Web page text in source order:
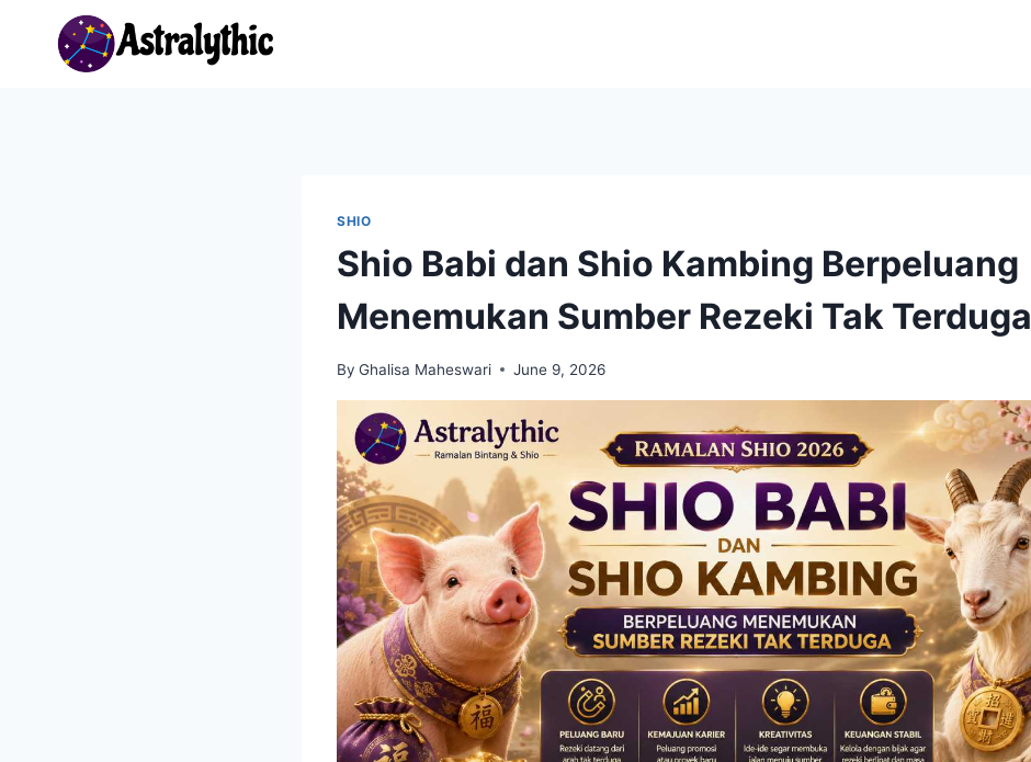
SHIO
Shio Babi dan Shio Kambing Berpeluang
Menemukan Sumber Rezeki Tak Terduga
By Ghalisa Maheswari June 9, 2026